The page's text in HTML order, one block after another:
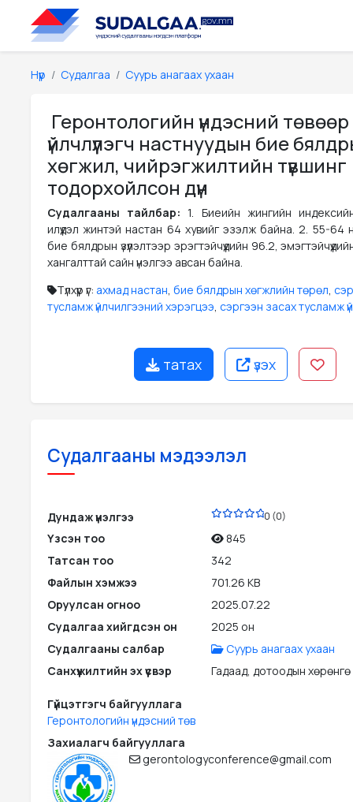
Нүүр Судалгаа Суурь анагаах ухаан
Геронтологийн үндэсний төвөөр
үйлчлүүлэгч настнуудын бие
хөгжил, чийрэгжилтийн түвшинг
тодорхойлсон дүн
Судалгааны тайлбар:1. Биеийн жингийн
илүүдэл жинтэй настан 64 хувийг эзэлж байна. 2. 55-64
бие бялдрын үзүүлэлтээр эрэгтэйчүүдийн 96.2,
хангалттай сайн үнэлгээ авсан байна.
Түлхүүр үг: ахмад настан, бие бялдрын хөгжлийн төрөл,
тусламж үйлчилгээний хэрэгцээ, сэргээн засах тусламж
татах үзэх
Судалгааны мэдээлэл
Дундаж үнэлгээ 0 (0)
Үзсэн тоо
845
Татсан тоо
342
Файлын хэмжээ
701.26 KB
Оруулсан огноо
2025.07.22
Судалгаа хийгдсэн он
2025 он
Судалгааны салбар
Суурь анагаах ухаан
Санхүүжилтийн эх үүсвэр
Гадаад, дотоодын
Гүйцэтгэгч байгууллага
Геронтологийн үндэсний төв
Захиалагч байгууллага
gerontologyconference@gmail.com